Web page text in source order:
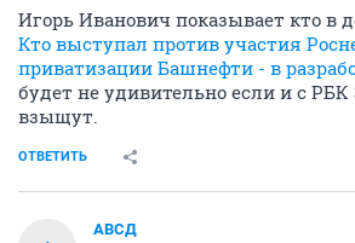
Игорь Иванович показывает кто в
Кто выступал против участия
приватизации Башнефти - в
будет не удивительно если и с
взыщут.
ОТВЕТИТЬ
АВСД